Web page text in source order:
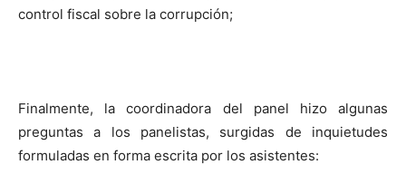
control fiscal sobre la corrupción;
Finalmente, la coordinadora del panel hizo algunas
preguntas a los panelistas, surgidas de inquietudes
formuladas en forma escrita por los asistentes: